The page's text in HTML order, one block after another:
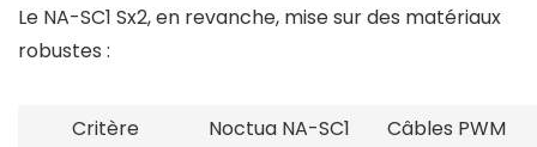
Le NA-SC1 Sx2, en revanche, mise sur des matériaux
robustes :
Critère
Noctua NA-SC1
Câbles PWM